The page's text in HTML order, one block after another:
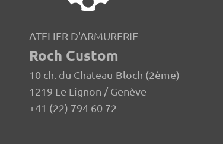
ATELIER D'ARMURERIE
Roch Custom
10 ch. du Chateau-Bloch (2ème)
1219 Le Lignon / Genève
+41 (22) 794 60 72